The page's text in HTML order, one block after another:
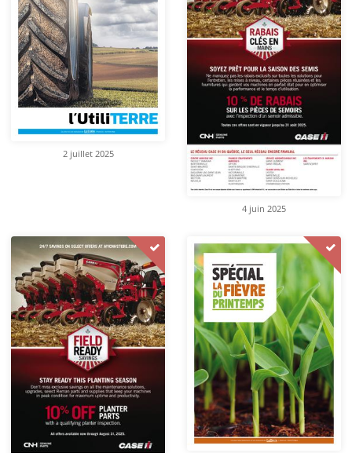
2 juillet 2025
4 juin 2025